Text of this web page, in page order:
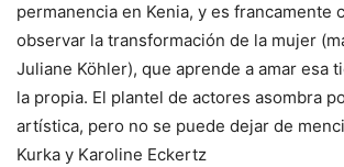
permanencia en Kenia, y es francamente
observar la transformación de la mujer
Juliane Köhler), que aprende a amar esa
la propia. El plantel de actores asombra
artística, pero no se puede dejar de
Kurka y Karoline Eckertz